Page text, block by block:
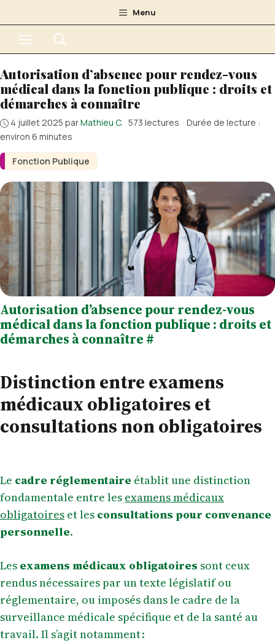
au
contenu
Menu
Menu
Fonction Publique
Autorisation d’absence pour rendez-vous
médical dans la fonction publique : droits et
démarches à connaître
4 juillet 2025 parMathieu C. · 573 lectures · Durée de lecture :
environ 6 minutes
Autorisation d’absence pour rendez-vous
médical dans la fonction publique : droits et
démarches à connaître #
Distinction entre examens
médicaux obligatoires et
consultations non obligatoires
Le cadre réglementaire établit une distinction
fondamentale entre les examens médicaux
obligatoires et les consultations pour convenance
personnelle.
Les examens médicaux obligatoires sont ceux
rendus nécessaires par un texte législatif ou
réglementaire, ou imposés dans le cadre de la
surveillance médicale spécifique et de la santé au
travail. Il s’agit notamment :